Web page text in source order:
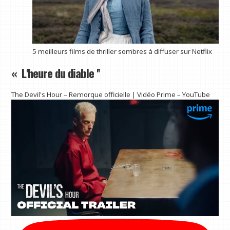
5 meilleurs films de thriller sombres à diffuser sur Netflix
« L'heure du diable ''
The Devil's Hour – Remorque officielle | Vidéo Prime – YouTube